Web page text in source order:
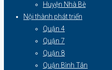
Huyện Nhà Bè
Nội thành phát triển
Quận 4
Quận 7
Quận 8
Quận Bình Tân